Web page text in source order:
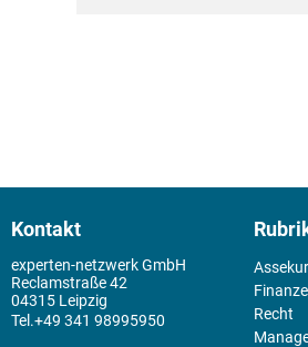
Kontakt
experten-netzwerk GmbH
Reclamstraße 42
04315 Leipzig
+49 341 98995950
Recht